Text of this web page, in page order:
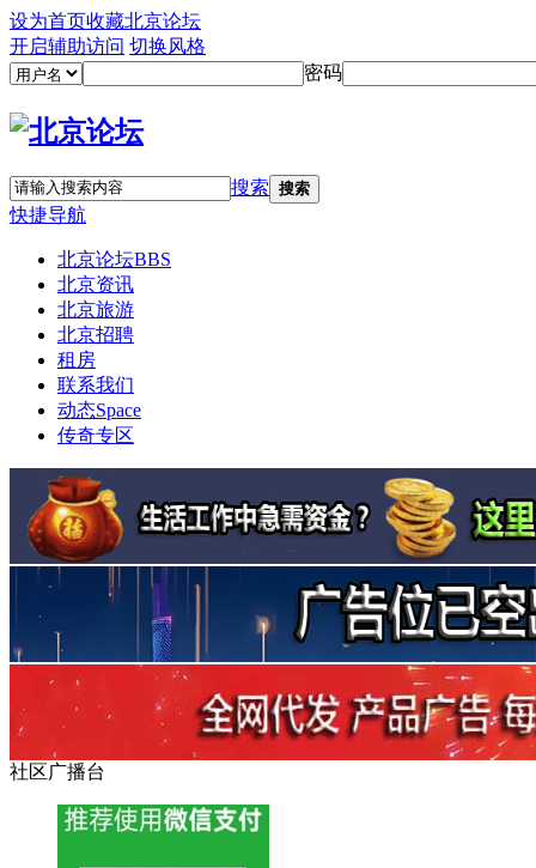
设为首页收藏北京论坛
开启辅助访问 切换风格
密码
搜索 搜索
快捷导航
北京论坛BBS
北京资讯
北京旅游
北京招聘
租房
联系我们
动态Space
传奇专区
社区广播台